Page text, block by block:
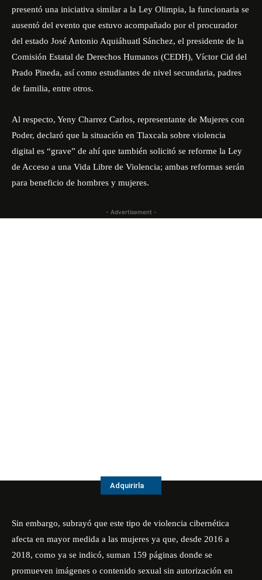
presentó una iniciativa similar a la Ley Olimpia, la funcionaria se
ausentó del evento que estuvo acompañado por el procurador
del estado José Antonio Aquiáhuatl Sánchez, el presidente de la
Comisión Estatal de Derechos Humanos (CEDH), Víctor Cid del
Prado Pineda, así como estudiantes de nivel secundaria, padres
de familia, entre otros.
Al respecto, Yeny Charrez Carlos, representante de Mujeres con
Poder, declaró que la situación en Tlaxcala sobre violencia
digital es “grave” de ahí que también solicitó se reforme la Ley
de Acceso a una Vida Libre de Violencia; ambas reformas serán
para beneficio de hombres y mujeres.
- Advertisement -
Adquirirla
Sin embargo, subrayó que este tipo de violencia cibernética
afecta en mayor medida a las mujeres ya que, desde 2016 a
2018, como ya se indicó, suman 159 páginas donde se
promueven imágenes o contenido sexual sin autorización en